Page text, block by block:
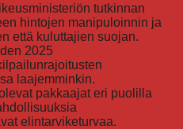
tutkinnan
hintojen manipuloinnin ja
että kuluttajien suojan.
2025
laajemminkin.
pakkaajat eri puolilla
elintarviketurvaa.